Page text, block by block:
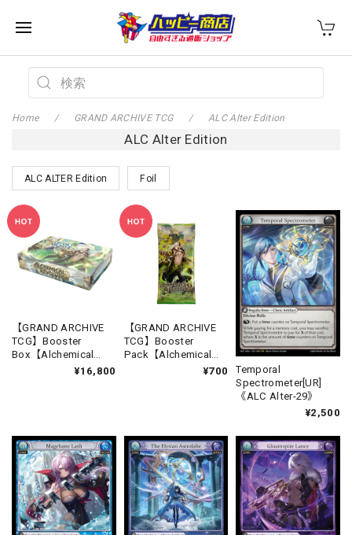
Home GRAND ARCHIVE TCG ALC Alter Edition
ALC Alter Edition
ALC ALTER Edition Foil
【GRAND ARCHIVE
TCG】Booster
Box【Alchemical
Revolution Alter¥16,800
【GRAND ARCHIVE
TCG】Booster
Pack【Alchemical
¥700
Temporal
Spectrometer[UR]
《ALC Alter-29》
¥2,500